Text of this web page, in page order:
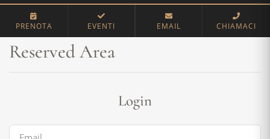
PRENOTA EVENTI EMAIL CHIAMACI
Home Reserved Area
Reserved Area
Login